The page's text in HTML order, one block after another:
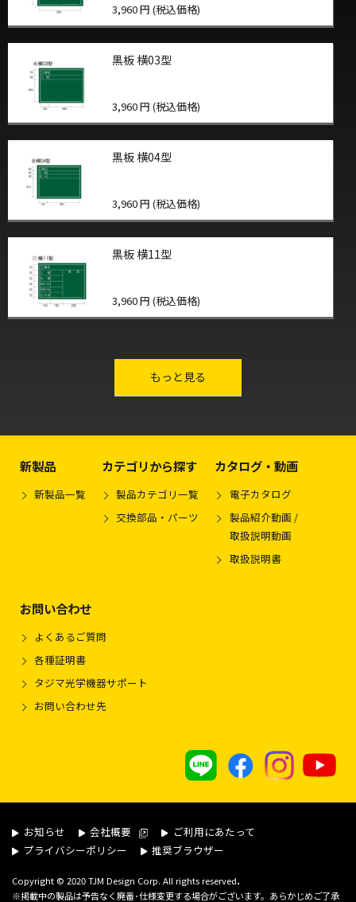
3,960 円 (税込価格)
黒板 横03型
3,960 円 (税込価格)
黒板 横04型
3,960 円 (税込価格)
黒板 横11型
3,960 円 (税込価格)
もっと見る
新製品
新製品一覧
カテゴリから探す
製品カテゴリ一覧
交換部品・パーツ
カタログ・動画
電子カタログ
製品紹介動画 /
取扱説明動画
取扱説明書
お問い合わせ
よくあるご質問
各種証明書
タジマ光学機器サポート
お問い合わせ先
お知らせ 会社概要
ご利用にあたって
プライバシーポリシー
推奨ブラウザー
Copyright © 2020 TJM Design Corp. All rights reserved.
※掲載中の製品は予告なく廃番･仕様変更する場合がございます。あらかじめご了承